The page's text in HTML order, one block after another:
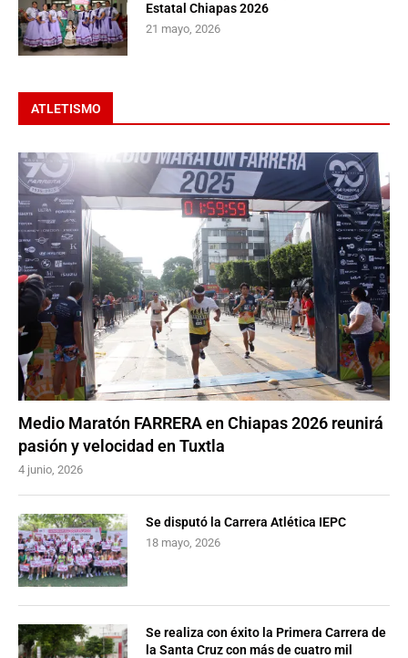
Estatal Chiapas 2026
21 mayo, 2026
ATLETISMO
Medio Maratón FARRERA en Chiapas 2026 reunirá
pasión y velocidad en Tuxtla
4 junio, 2026
Se disputó la Carrera Atlética IEPC
18 mayo, 2026
Se realiza con éxito la Primera Carrera de
la Santa Cruz con más de cuatro mil